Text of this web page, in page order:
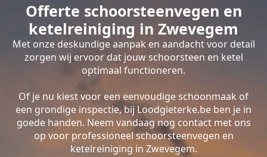
Offerte schoorsteenvegen en
ketelreiniging in Zwevegem
Met onze deskundige aanpak en aandacht voor detail
zorgen wij ervoor dat jouw schoorsteen en ketel
optimaal functioneren.
Of je nu kiest voor een eenvoudige schoonmaak of
een grondige inspectie, bij Loodgieterke.be ben je in
goede handen. Neem vandaag nog contact met ons
op voor professioneel schoorsteenvegen en
ketelreiniging in Zwevegem.